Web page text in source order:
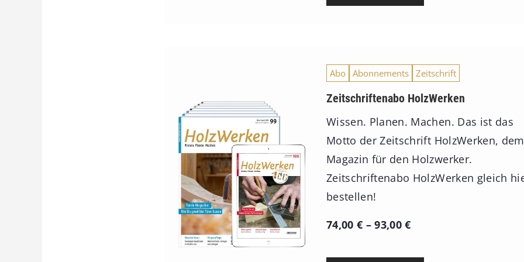
Abo Abonnements Zeitschrift
Zeitschriftenabo HolzWerken
Wissen. Planen. Machen. Das ist das
Motto der Zeitschrift HolzWerken, dem
Magazin für den Holzwerker.
Zeitschriftenabo HolzWerken gleich
bestellen!
74,00 € –93,00€P